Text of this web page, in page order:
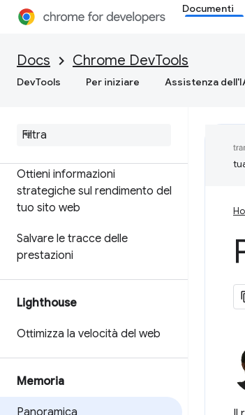
Documenti
Docs Chrome DevTools
DevTools Per iniziare Assistenza
Profila le prestazioni di Node.js
prestazioni con l'API
Ottieni informazioni
strategiche sul rendimento del
tuo sito web
Salvare le tracce delle
prestazioni
Lighthouse
Ottimizza la velocità del web
Memoria
Panoramica